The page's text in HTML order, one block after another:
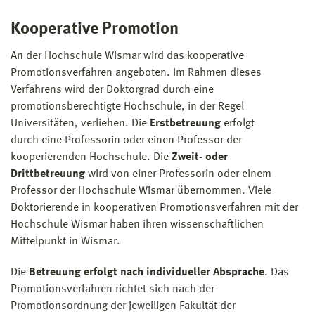
Kooperative Promotion
An der Hochschule Wismar wird das kooperative
Promotionsverfahren angeboten. Im Rahmen dieses
Verfahrens wird der Doktorgrad durch eine
promotionsberechtigte Hochschule, in der Regel
Universitäten, verliehen. Die Erstbetreuung erfolgt
durch eine Professorin oder einen Professor der
kooperierenden Hochschule. Die Zweit- oder
Drittbetreuungwird von einer Professorin oder einem
Professor der Hochschule Wismar übernommen. Viele
Doktorierende in kooperativen Promotionsverfahren mit der
Hochschule Wismar haben ihren wissenschaftlichen
Mittelpunkt in Wismar.
Die Betreuung erfolgt nach individueller Absprache. Das
Promotionsverfahren richtet sich nach der
Promotionsordnung der jeweiligen Fakultät der